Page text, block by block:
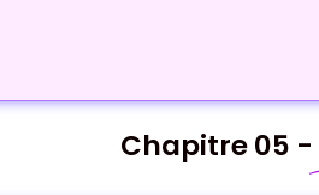
Chapitre 05 -